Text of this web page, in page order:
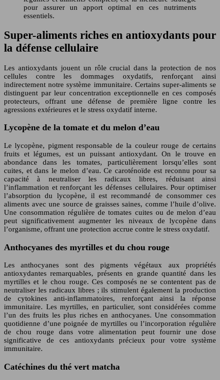
pour assurer un apport optimal en ces nutriments
essentiels.
Super-aliments riches en antioxydants pour
la défense cellulaire
Les antioxydants jouent un rôle crucial dans la protection de nos
cellules contre les dommages oxydatifs, renforçant ainsi
indirectement notre système immunitaire. Certains super-aliments se
distinguent par leur concentration exceptionnelle en ces composés
protecteurs, offrant une défense de première ligne contre les
agressions extérieures et le stress oxydatif interne.
Lycopène de la tomate et du melon d’eau
Le lycopène, pigment responsable de la couleur rouge de certains
fruits et légumes, est un puissant antioxydant. On le trouve en
abondance dans les tomates, particulièrement lorsqu’elles sont
cuites, et dans le melon d’eau. Ce caroténoïde est reconnu pour sa
capacité à neutraliser les radicaux libres, réduisant ainsi
l’inflammation et renforçant les défenses cellulaires. Pour optimiser
l’absorption du lycopène, il est recommandé de consommer ces
aliments avec une source de graisses saines, comme l’huile d’olive.
Une consommation régulière de tomates cuites ou de melon d’eau
peut significativement augmenter les niveaux de lycopène dans
l’organisme, offrant une protection accrue contre le stress oxydatif.
Anthocyanes des myrtilles et du chou rouge
Les anthocyanes sont des pigments végétaux aux propriétés
antioxydantes remarquables, présents en grande quantité dans les
myrtilles et le chou rouge. Ces composés ne se contentent pas de
neutraliser les radicaux libres ; ils stimulent également la production
de cytokines anti-inflammatoires, renforçant ainsi la réponse
immunitaire. Les myrtilles, en particulier, sont considérées comme
l’un des fruits les plus riches en anthocyanes. Une consommation
quotidienne d’une poignée de myrtilles ou l’incorporation régulière
de chou rouge dans votre alimentation peut fournir une dose
significative de ces antioxydants précieux pour votre système
immunitaire.
Catéchines du thé vert matcha